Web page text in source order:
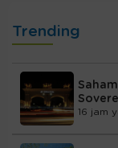
Trending
16 jam